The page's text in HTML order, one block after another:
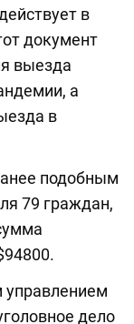
в
документ
выезда
а
в
подобным
79 граждан,
дело